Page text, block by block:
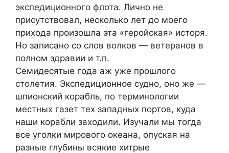
экспедиционного флота. Лично не
присутствовал, несколько лет до моего
прихода произошла эта «геройская» исторя.
Но записано со слов волков — ветеранов в
полном здравии и т.п.
Семидесятые года аж уже прошлого
столетия. Экспедиционное судно, оно же —
шпионский корабль, по терминологии
местных газет тех западных портов, куда
наши корабли заходили. Изучали мы тогда
все уголки мирового океана, опуская на
разные глубины всякие хитрые